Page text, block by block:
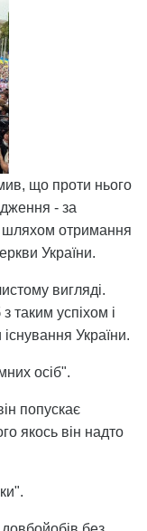
що проти нього
- за
шляхом отримання
України.
вигляді.
таким успіхом і
України.
осіб".
попускає
якось він надто